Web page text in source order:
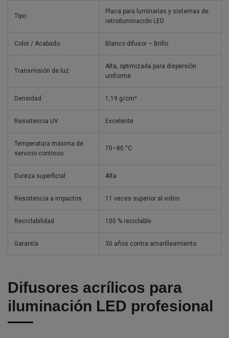
Tipo
Placa para luminarias y sistemas de
retroiluminación LED
Color / Acabado Blanco difusor – Brillo
Transmisión de luz
Alta, optimizada para dispersión
uniforme
Densidad 1,19 g/cm³
Resistencia UV Excelente
Temperatura máxima de
servicio continuo
70–80 °C
Dureza superficial Alta
Resistencia a impactos 11 veces superior al vidrio
Reciclabilidad 100 % reciclable
Garantía 30 años contra amarilleamiento
Difusores acrílicos para
iluminación LED profesional